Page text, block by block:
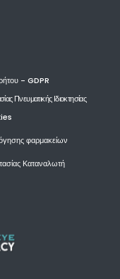
- GDPR
Πνευματικής Ιδιοκτησίας
φαρμακείων
Καταναλωτή